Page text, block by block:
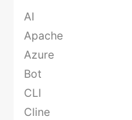
AI
Apache
Azure
Bot
CLI
Cline